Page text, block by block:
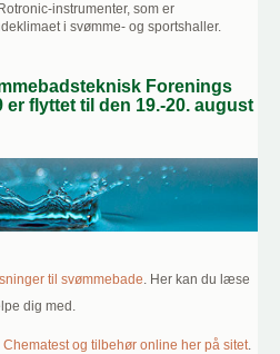
instrumenter, som er
i svømme- og sportshaller.
Forenings
flyttet til den 19.-20. august
til svømmebade . Her kan du læse
dig med.
Chematest og tilbehør online her på sitet